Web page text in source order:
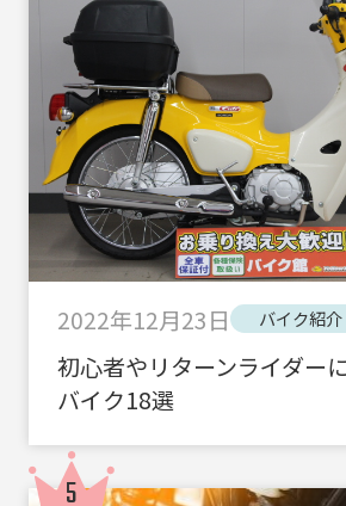
2022年12月23日 バイク紹介
初心者やリターンライダー
バイク18選